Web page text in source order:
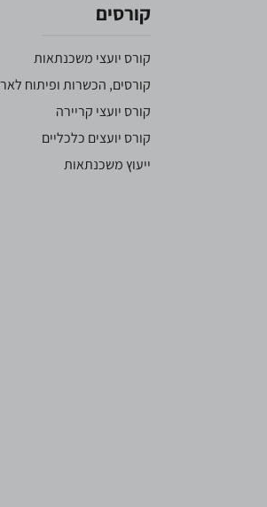
קורסים
קורס יועצי משכנתאות
קורסים, הכשרות ופיתוח
קורס יועצי קריירה
קורס יועצים כלכליים
ייעוץ משכנתאות